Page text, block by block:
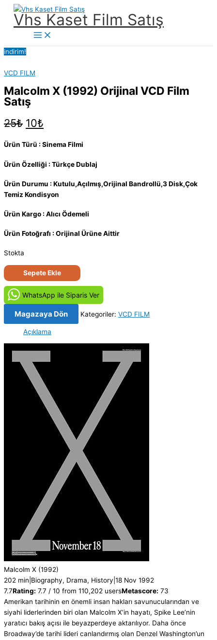
İçeriğe
Vhs Kaset Film Satış
Main
Menu
indirim!
VCD FILM
Malcolm X (1992) Orijinal VCD Film
Satış
25₺ Orijinal
25₺.
10₺
fiyat:
Ürün Türü : Sinema Filmi
Ürün Özelliği : Türkçe Dublaj
Ürün Durumu : Kutulu,Açılmış,Orijinal Bandrollü,3 Disk,Çok
Temiz Kondisyon
Ürün Kargo : Alıcı Ödemeli
Ürün Fotoğrafı : Orijinal Ürüne Aittir
Stokta
Malcolm
X
(1992)
Orijinal
VCD
Film
adet
Sepete Ekle
WhatsApp ile Siparis Ver
Magazaya Dön Kategoriler: VCD FILM
Açıklama
Malcolm X (1992)
202 min Biography, Drama, History 18 Nov 1992
7.7Rating: 7.7 / 10 from 110,202 usersMetascore: 73
Amerikan tarihinin en önemli insan hakları savunucularından ve
siyahi liderlerinden biri olan Malcolm X’in hayatı, Spike Lee’nin
yaratıcı bakış açısı ile beyazperdeye aktarılıyor. Daha önce
Broadway’de tarihi lideri canlandırmış olan Denzel Washington’un